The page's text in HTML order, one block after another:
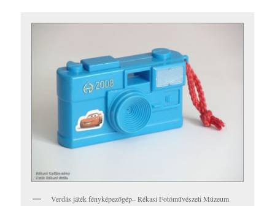
Verdás játék fényképezőgép– Rékasi Fotóművészeti Múzeum